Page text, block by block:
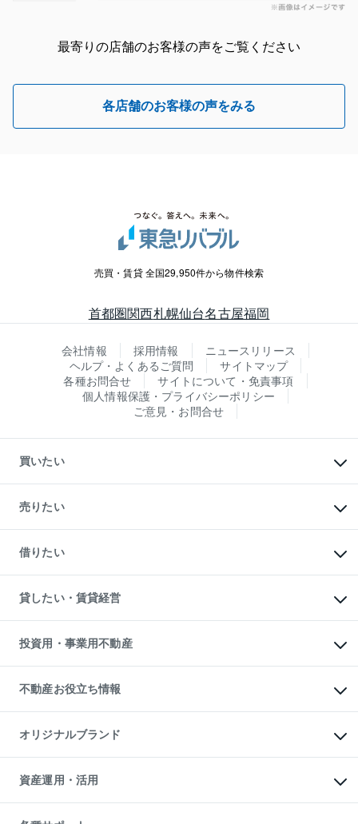
最寄りの店舗のお客様の声をご覧ください
各店舗のお客様の声をみる
売買・賃貸 全国29,950件から物件検索
首都圏関西札幌仙台名古屋福岡
会社情報 採用情報
ニュースリリース
ヘルプ・よくあるご質問
サイトマップ
各種お問合せ
サイトについて・免責事項
個人情報保護・プライバシーポリシー
ご意見・お問合せ
買いたい
新築・分譲マンションの購入
中古マンションの購入
一戸建ての購入
中古一戸建ての購入
不動産購入の流れ
注目キーワード物件特集
購入ガイド
English 繁体中文簡体中文
売りたい
一戸建ての売却・査定
土地の売却・査定
スピードAI査定
不動産査定について
不動産売却の流れ
不動産買換えの流れ
売却ガイド
借りたい
オフィス・店舗の賃貸
借りるときの流れ
借りるガイド
貸したい・賃貸経営
マンション賃料データ
賃貸管理プラン
リロケーションについて
貸すガイド
投資用・事業用不動産
事業用不動産
マンション投資
投資用マンション
アパート経営
収益物件
ビル購入（ビル一棟）
投資用不動産の売却査定
事業用不動産の売却査定
不動産お役立ち情報
マンションライブラリー
人気マンションランキング
暮らしに役立つ不動産メディア
不動産相場・不動産価格情報
不動産コラム・ニュース
不動産用語集
オリジナルブランド
一棟リノベーションマンション
L`GENTE（ルジェンテ）
区分リノベーションマンション
資産運用・活用